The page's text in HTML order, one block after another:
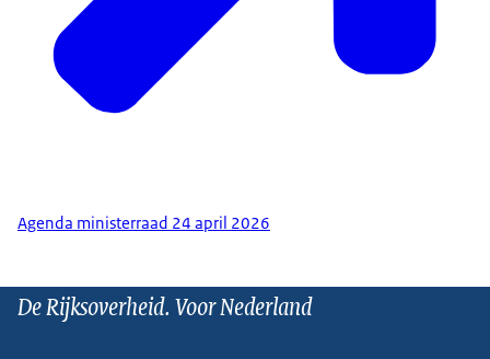
Agenda ministerraad 24 april 2026
De Rijksoverheid. Voor Nederland